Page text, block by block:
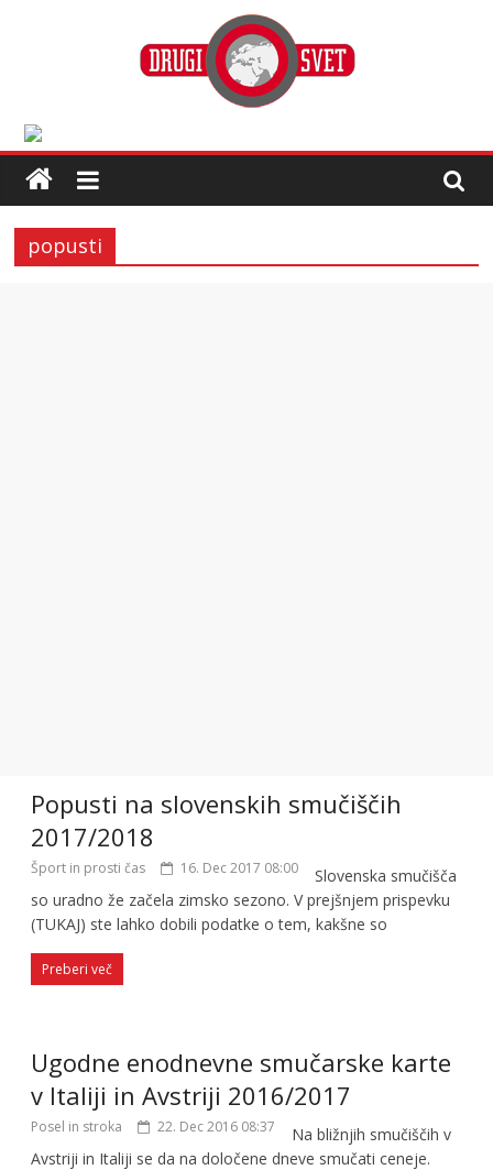
popusti
Popusti na slovenskih smučiščih
2017/2018
Šport in prosti čas 16. Dec 2017 08:00
Slovenska smučišča
so uradno že začela zimsko sezono. V prejšnjem prispevku
(TUKAJ) ste lahko dobili podatke o tem, kakšne so
Preberi več
Ugodne enodnevne smučarske karte
v Italiji in Avstriji 2016/2017
Posel in stroka 22. Dec 2016 08:37
Na bli­žnjih smu­či­ščih v
Avstriji in Italiji se da na dolo­čene dneve smu­čati ceneje.